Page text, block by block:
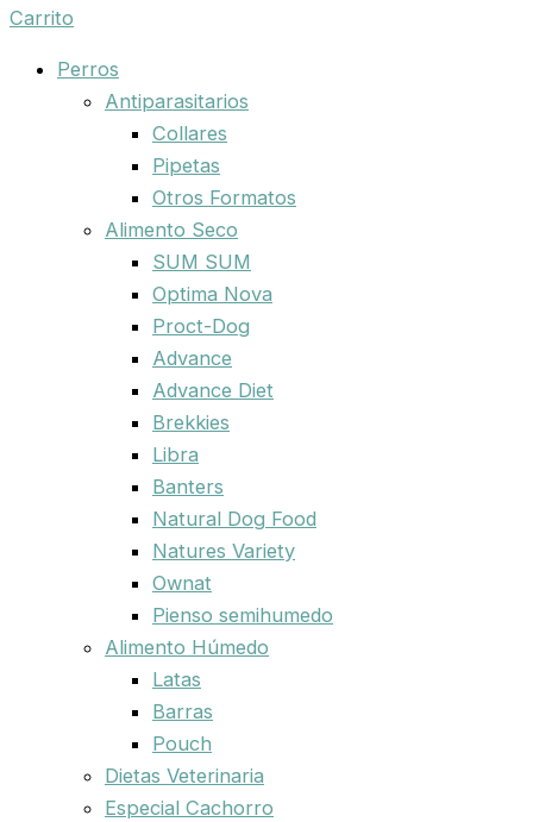
Carrito
Perros
Antiparasitarios
Collares
Pipetas
Otros Formatos
Alimento Seco
SUM SUM
Optima Nova
Proct-Dog
Advance
Advance Diet
Brekkies
Libra
Banters
Natural Dog Food
Natures Variety
Ownat
Pienso semihumedo
Alimento Húmedo
Latas
Barras
Pouch
Dietas Veterinaria
Especial Cachorro